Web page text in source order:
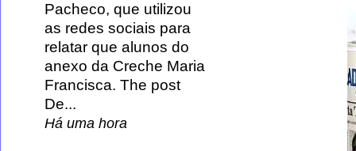
Pacheco, que utilizou
as redes sociais para
relatar que alunos do
anexo da Creche Maria
Francisca. The post
De...
Há uma hora